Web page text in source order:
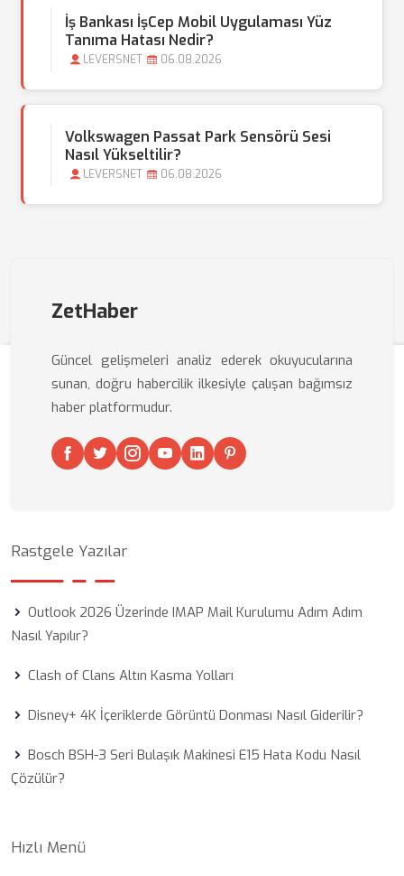
İş Bankası İşCep Mobil Uygulaması Yüz
Tanıma Hatası Nedir?
LEVERSNET 06.08.2026
Volkswagen Passat Park Sensörü Sesi
Nasıl Yükseltilir?
LEVERSNET 06.08.2026
ZetHaber
Güncel gelişmeleri analiz ederek okuyucularına
sunan, doğru habercilik ilkesiyle çalışan bağımsız
haber platformudur.
Rastgele Yazılar
Outlook 2026 Üzerinde IMAP Mail Kurulumu Adım Adım
Nasıl Yapılır?
Clash of Clans Altın Kasma Yolları
Disney+ 4K İçeriklerde Görüntü Donması Nasıl Giderilir?
Bosch BSH-3 Seri Bulaşık Makinesi E15 Hata Kodu Nasıl
Çözülür?
Hızlı Menü